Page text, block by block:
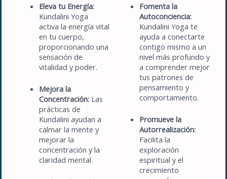
Eleva tu Energía:
Kundalini Yoga
activa la energía vital
en tu cuerpo,
proporcionando una
sensación de
vitalidad y poder.
Mejora la
Concentración:Las
prácticas de
Kundalini ayudan a
calmar la mente y
mejorar la
concentración y la
claridad mental.
Fomenta la
Autoconciencia:
Kundalini Yoga te
ayuda a conectarte
contigo mismo a un
nivel más profundo y
a comprender mejor
tus patrones de
pensamiento y
comportamiento.
Promueve la
Autorrealización:
Facilita la
exploración
espiritual y el
crecimiento